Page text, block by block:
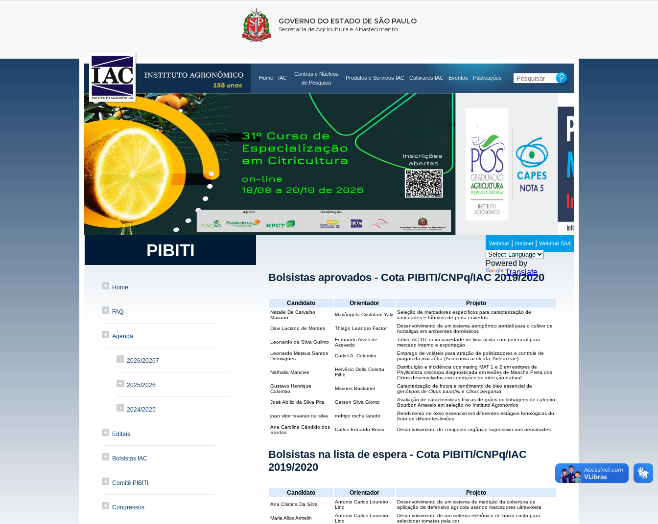
Home IAC
Centros e Núcleos
de Pesquisa
Produtos e Serviços IAC Cultivares IAC Eventos Publicações
Webmail| Intranet| Webmail SAA
Powered by
Translate
PIBITI
Home
FAQ
Agenda
2026/20267
2025/2026
2024/2025
Editais
Bolsistas IAC
Comitê PIBITI
Congressos
Bolsistas aprovados - Cota PIBITI/CNPq/IAC 2019/2020
Candidato Orientador Projeto
Natalie De Carvalho
Mariano
Mariângela Cristofani Yaly
Seleção de marcadores específicos para caracterização de
variedades e híbridos de porta-enxertos
Davi Luciano de Moraes
Thiago Leandro Factor
Desenvolvimento de um sistema aeropônico portátil para o cultivo de
hortaliças em ambientes domésticos
Leonardo da Silva Guilmo
Fernando Alves de
Azevedo
Tahiti IAC-10: nova variedade de lima ácida com potencial para
mercado interno e exportação
Leonardo Mateus Santos
Domingues
Carlos A. Colombo
Emprego de voláteis para atração de polinizadores e controle de
pragas da macaúba (Acrocomia aculeata, Arecaceae)
Nathalia Mancine
Helvécio Della Coletta
Filho
Distribuição e incidência dos mating MAT 1 e 2 em estirpes de
Phyllosticta citricarpa diagnosticada em lesões de Mancha Preta dos
Citros desenvolvidos em condições de infecção natural.
Gustavo Henrique
Colombo
Marines Bastianel
Caracterização de frutos e rendimento de óleo essencial de
genótipos de Citrus paradisie Citrus bergamia
José Abílio da Silva Pita
Gerson Silva Giomo
Avaliação de características físicas de grãos de linhagens de cafeeiro
Bourbon Amarelo em seleção no Instituto Agronômico
joao vitor favarao da silva
rodrigo rocha latado
Rendimento de óleio essencial em diferentes estágios fenológicos do
fruto de diferentes limões
Ana Caroline Cândido dos
Santos
Carlos Eduardo Rossi Desenvolvimento de composto orgânico supressivo aos nematoides
Bolsistas na lista de espera - Cota PIBITI/CNPq/IAC
2019/2020
Candidato Orientador Projeto
Ana Cristina Da Silva
Antonio Carlos Loureiro
Lino
Desenvolvimento de um sistema de medição da cobertura de
aplicação de defensivo agrícola usando marcadores ultravioleta
Maria Alice Armelin
Antonio Carlos Loureiro
Lino
Desenvolvimento de um sistema eletrônico de baixo custo para
selecionar tomates pela cor